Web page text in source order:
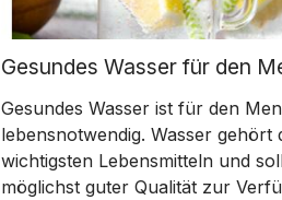
Gesundes Wasser für den
Gesundes Wasser ist für den
lebensnotwendig. Wasser gehört
wichtigsten Lebensmitteln und
möglichst guter Qualität zur